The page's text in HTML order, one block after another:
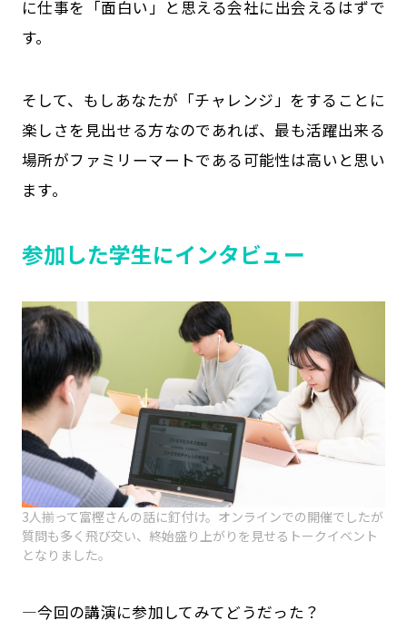
に仕事を「面白い」と思える会社に出会えるはずで
す。
そして、もしあなたが「チャレンジ」をすることに
楽しさを見出せる方なのであれば、最も活躍出来る
場所がファミリーマートである可能性は高いと思い
ます。
参加した学生にインタビュー
3人揃って富樫さんの話に釘付け。オンラインでの開催でしたが
質問も多く飛び交い、終始盛り上がりを見せるトークイベント
となりました。
―今回の講演に参加してみてどうだった？